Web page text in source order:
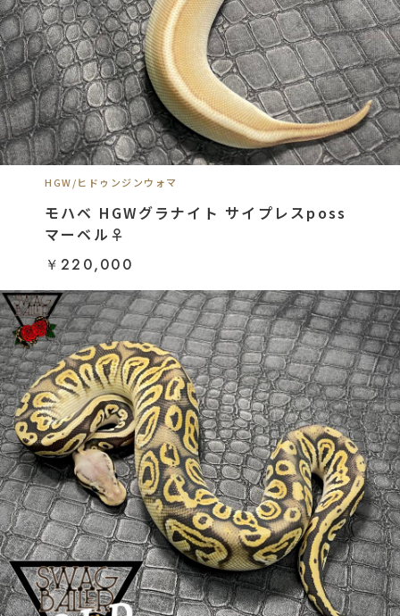
HGW/ヒドゥンジンウォマ
モハベ HGWグラナイト サイプレスposs
マーベル♀
￥220,000